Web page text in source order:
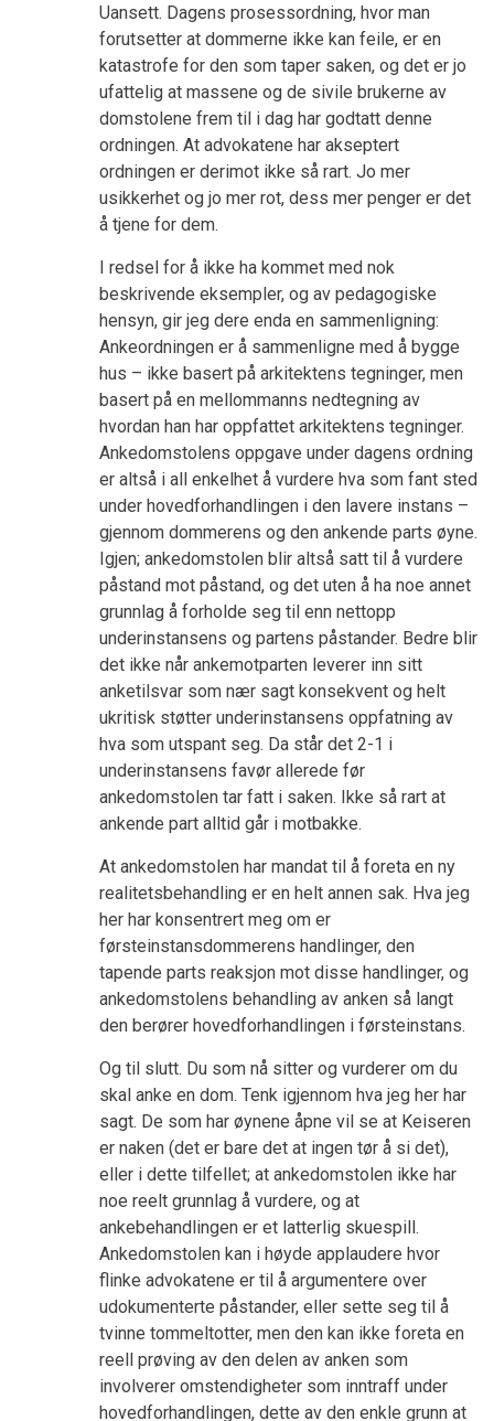
Uansett. Dagens prosessordning, hvor man
forutsetter at dommerne ikke kan feile, er en
katastrofe for den som taper saken, og det er jo
ufattelig at massene og de sivile brukerne av
domstolene frem til i dag har godtatt denne
ordningen. At advokatene har akseptert
ordningen er derimot ikke så rart. Jo mer
usikkerhet og jo mer rot, dess mer penger er det
å tjene for dem.
I redsel for å ikke ha kommet med nok
beskrivende eksempler, og av pedagogiske
hensyn, gir jeg dere enda en sammenligning:
Ankeordningen er å sammenligne med å bygge
hus – ikke basert på arkitektens tegninger, men
basert på en mellommanns nedtegning av
hvordan han har oppfattet arkitektens tegninger.
Ankedomstolens oppgave under dagens ordning
er altså i all enkelhet å vurdere hva som fant sted
under hovedforhandlingen i den lavere instans –
gjennom dommerens og den ankende parts øyne.
Igjen; ankedomstolen blir altså satt til å vurdere
påstand mot påstand, og det uten å ha noe annet
grunnlag å forholde seg til enn nettopp
underinstansens og partens påstander. Bedre blir
det ikke når ankemotparten leverer inn sitt
anketilsvar som nær sagt konsekvent og helt
ukritisk støtter underinstansens oppfatning av
hva som utspant seg. Da står det 2-1 i
underinstansens favør allerede før
ankedomstolen tar fatt i saken. Ikke så rart at
ankende part alltid går i motbakke.
At ankedomstolen har mandat til å foreta en ny
realitetsbehandling er en helt annen sak. Hva jeg
her har konsentrert meg om er
førsteinstansdommerens handlinger, den
tapende parts reaksjon mot disse handlinger, og
ankedomstolens behandling av anken så langt
den berører hovedforhandlingen i førsteinstans.
Og til slutt. Du som nå sitter og vurderer om du
skal anke en dom. Tenk igjennom hva jeg her har
sagt. De som har øynene åpne vil se at Keiseren
er naken (det er bare det at ingen tør å si det),
eller i dette tilfellet; at ankedomstolen ikke har
noe reelt grunnlag å vurdere, og at
ankebehandlingen er et latterlig skuespill.
Ankedomstolen kan i høyde applaudere hvor
flinke advokatene er til å argumentere over
udokumenterte påstander, eller sette seg til å
tvinne tommeltotter, men den kan ikke foreta en
reell prøving av den delen av anken som
involverer omstendigheter som inntraff under
hovedforhandlingen, dette av den enkle grunn at